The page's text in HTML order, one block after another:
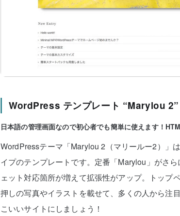
WordPress テンプレート “Marylou 2”
日本語の管理画面なので初心者でも簡単に使えます！
WordPressテーマ「Marylou 2（マリールー2）」
イプのテンプレートです。定番「Marylou」がさ
ェット対応箇所が増えて拡張性がアップ。トップ
押しの写真やイラストを載せて、多くの人から注
こいいサイトにしましょう！